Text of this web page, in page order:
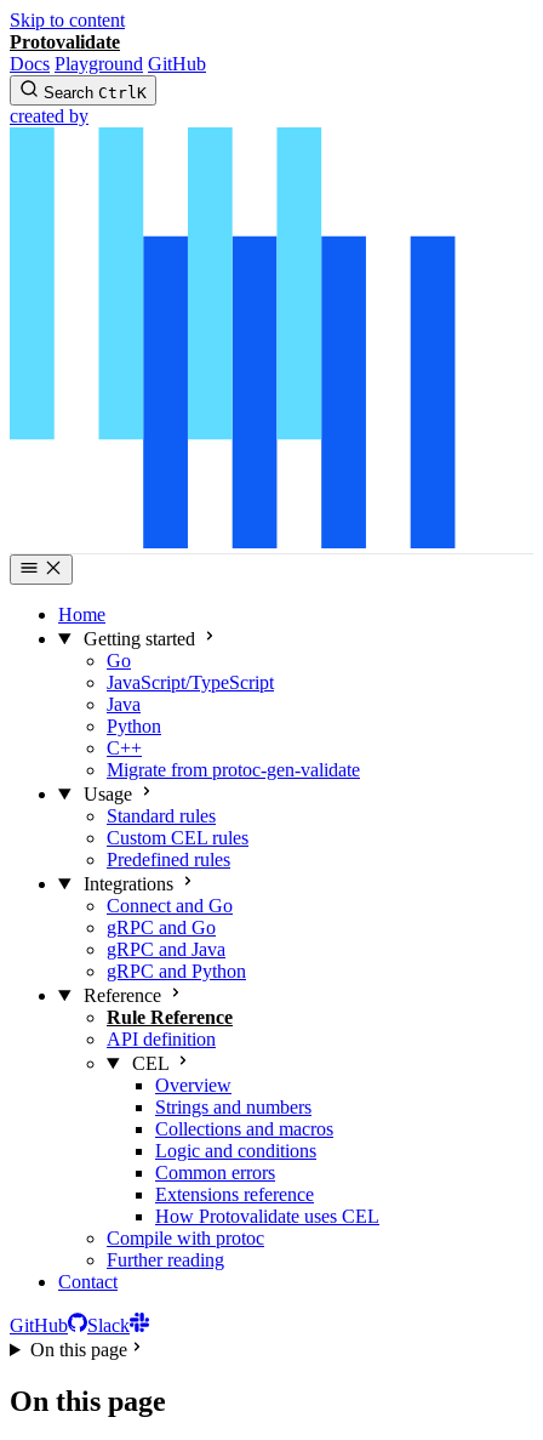
Skip to content
Protovalidate
Docs Playground GitHub
Search CtrlK
created by
Home
Getting started
Go
JavaScript/TypeScript
Java
Python
C++
Migrate from protoc-gen-validate
Usage
Standard rules
Custom CEL rules
Predefined rules
Integrations
Connect and Go
gRPC and Go
gRPC and Java
gRPC and Python
Reference
Rule Reference
API definition
CEL
Overview
Strings and numbers
Collections and macros
Logic and conditions
Common errors
Extensions reference
How Protovalidate uses CEL
Compile with protoc
Further reading
Contact
GitHub
Slack
On this page
On this page